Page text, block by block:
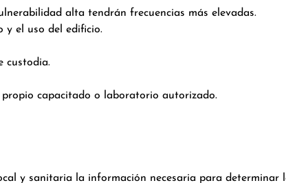
alta tendrán frecuencias más elevadas.
y el uso del edificio.
custodia.
capacitado o laboratorio autorizado.
y sanitaria la información necesaria para determinar